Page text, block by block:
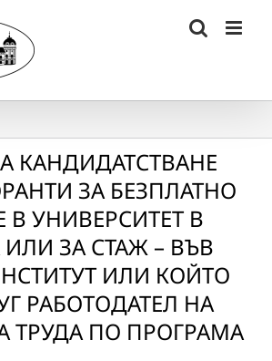
КАНДИДАТСТВАНЕ
ЗА БЕЗПЛАТНО
В УНИВЕРСИТЕТ В
ЗА СТАЖ – ВЪВ
ИЛИ КОЙТО
РАБОТОДАТЕЛ НА
ТРУДА ПО ПРОГРАМА